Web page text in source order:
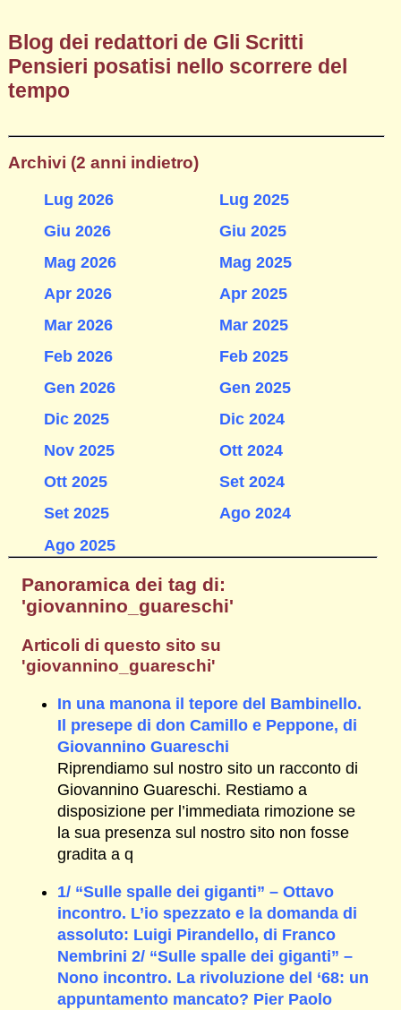
Blog dei redattori de Gli Scritti
Pensieri posatisi nello scorrere del
tempo
Archivi (2 anni indietro)
Lug 2026
Giu 2026
Mag 2026
Apr 2026
Mar 2026
Feb 2026
Gen 2026
Dic 2025
Nov 2025
Ott 2025
Set 2025
Ago 2025
Lug 2025
Giu 2025
Mag 2025
Apr 2025
Mar 2025
Feb 2025
Gen 2025
Dic 2024
Ott 2024
Set 2024
Ago 2024
Panoramica dei tag di:
'giovannino_guareschi'
Articoli di questo sito su
'giovannino_guareschi'
In una manona il tepore del Bambinello.
Il presepe di don Camillo e Peppone, di
Giovannino Guareschi
Riprendiamo sul nostro sito un racconto di
Giovannino Guareschi. Restiamo a
disposizione per l’immediata rimozione se
la sua presenza sul nostro sito non fosse
gradita a q
1/ “Sulle spalle dei giganti” – Ottavo
incontro. L’io spezzato e la domanda di
assoluto: Luigi Pirandello, di Franco
Nembrini 2/ “Sulle spalle dei giganti” –
Nono incontro. La rivoluzione del ‘68: un
appuntamento mancato? Pier Paolo